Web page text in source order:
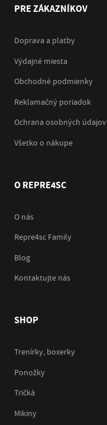
PRE ZÁKAZNÍKOV
Doprava a platby
Výdajné miesta
Obchodné podmienky
Reklamačný poriadok
Ochrana osobných údajov
Všetko o nákupe
O REPRE4SC
O nás
Repre4sc Family
Blog
Kontaktujte nás
SHOP
Trenírky, boxerky
Ponožky
Tričká
Mikiny